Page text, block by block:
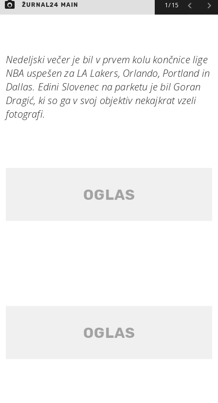
1/15
ŽURNAL24 MAIN
Nedeljski večer je bil v prvem kolu končnice lige
NBA uspešen za LA Lakers, Orlando, Portland in
Dallas. Edini Slovenec na parketu je bil Goran
Dragić, ki so ga v svoj objektiv nekajkrat vzeli
fotografi.